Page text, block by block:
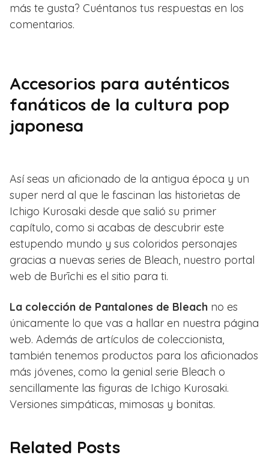
más te gusta? Cuéntanos tus respuestas en los
comentarios.
Accesorios para auténticos
fanáticos de la cultura pop
japonesa
Así seas un aficionado de la antigua época y un
super nerd al que le fascinan las historietas de
Ichigo Kurosaki desde que salió su primer
capítulo, como si acabas de descubrir este
estupendo mundo y sus coloridos personajes
gracias a nuevas series de Bleach, nuestro portal
web de Burīchi es el sitio para ti.
La colección de Pantalones de Bleach no es
únicamente lo que vas a hallar en nuestra página
web. Además de artículos de coleccionista,
también tenemos productos para los aficionados
más jóvenes, como la genial serie Bleach o
sencillamente las figuras de Ichigo Kurosaki.
Versiones simpáticas, mimosas y bonitas.
Related Posts